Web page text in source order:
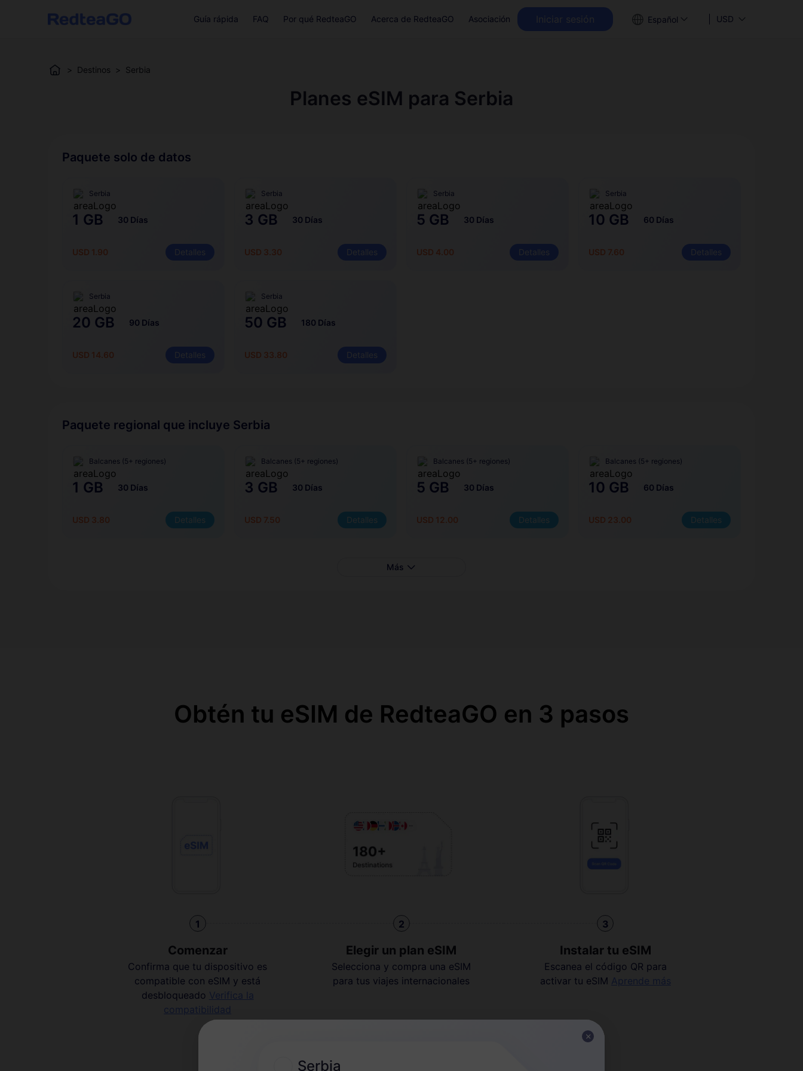
Guía rápida FAQ Por qué RedteaGO Acerca de RedteaGO Asociación Iniciar sesión Español USD
> Destinos > Serbia
Planes eSIM para Serbia
Paquete solo de datos
Serbia
1 GB 30 Días
USD 1.90 Detalles
Serbia
3 GB 30 Días
USD 3.30 Detalles
Serbia
5 GB 30 Días
USD 4.00 Detalles
Serbia
10 GB 60 Días
USD 7.60 Detalles
Serbia
20 GB 90 Días
USD 14.60 Detalles
Serbia
50 GB 180 Días
USD 33.80 Detalles
Paquete regional que incluye Serbia
Balcanes (5+ regiones)
1 GB 30 Días
USD 3.80 Detalles
Balcanes (5+ regiones)
3 GB 30 Días
USD 7.50 Detalles
Balcanes (5+ regiones)
5 GB 30 Días
USD 12.00 Detalles
Balcanes (5+ regiones)
10 GB 60 Días
USD 23.00 Detalles
Más
Obtén tu eSIM de RedteaGO en 3 pasos
1
Comenzar
Confirma que tu dispositivo es
compatible con eSIM y está
desbloqueado Verifica la
compatibilidad
2
Elegir un plan eSIM
Selecciona y compra una eSIM
para tus viajes internacionales
3
Instalar tu eSIM
Escanea el código QR para
activar tu eSIM Aprende más
Serbia